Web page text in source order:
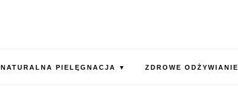
NATURALNA PIELĘGNACJA ▼ ZDROWE ODŻYWIANIE